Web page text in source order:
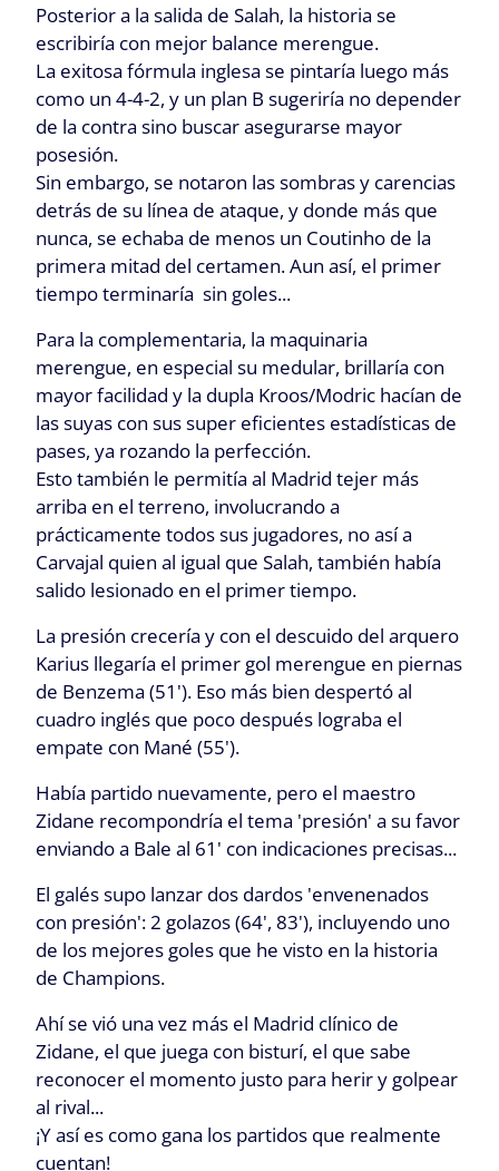
Posterior a la salida de Salah, la historia se
escribiría con mejor balance merengue.
La exitosa fórmula inglesa se pintaría luego más
como un 4-4-2, y un plan B sugeriría no depender
de la contra sino buscar asegurarse mayor
posesión.
Sin embargo, se notaron las sombras y carencias
detrás de su línea de ataque, y donde más que
nunca, se echaba de menos un Coutinho de la
primera mitad del certamen. Aun así, el primer
tiempo terminaría sin goles...
Para la complementaria, la maquinaria
merengue, en especial su medular, brillaría con
mayor facilidad y la dupla Kroos/Modric hacían de
las suyas con sus super eficientes estadísticas de
pases, ya rozando la perfección.
Esto también le permitía al Madrid tejer más
arriba en el terreno, involucrando a
prácticamente todos sus jugadores, no así a
Carvajal quien al igual que Salah, también había
salido lesionado en el primer tiempo.
La presión crecería y con el descuido del arquero
Karius llegaría el primer gol merengue en piernas
de Benzema (51'). Eso más bien despertó al
cuadro inglés que poco después lograba el
empate con Mané (55').
Había partido nuevamente, pero el maestro
Zidane recompondría el tema 'presión' a su favor
enviando a Bale al 61' con indicaciones precisas...
El galés supo lanzar dos dardos 'envenenados
con presión': 2 golazos (64', 83'), incluyendo uno
de los mejores goles que he visto en la historia
de Champions.
Ahí se vió una vez más el Madrid clínico de
Zidane, el que juega con bisturí, el que sabe
reconocer el momento justo para herir y golpear
al rival...
¡Y así es como gana los partidos que realmente
cuentan!